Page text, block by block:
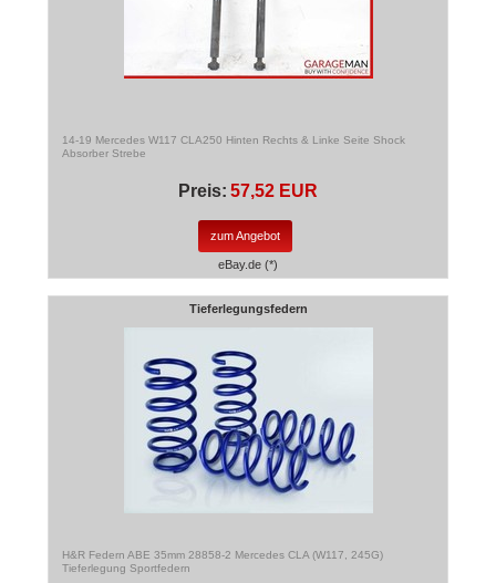
14-19 Mercedes W117 CLA250 Hinten Rechts & Linke Seite Shock
Absorber Strebe
Preis: 57,52 EUR
zum Angebot
eBay.de (*)
Tieferlegungsfedern
H&R Federn ABE 35mm 28858-2 Mercedes CLA (W117, 245G)
Tieferlegung Sportfedern